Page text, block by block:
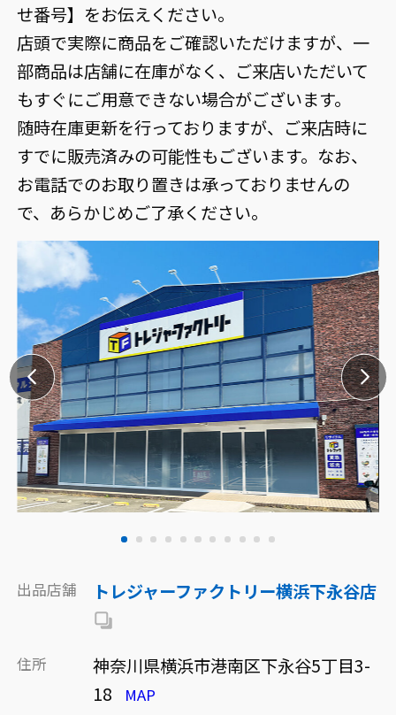
せ番号】をお伝えください。
店頭で実際に商品をご確認いただけますが、一
部商品は店舗に在庫がなく、ご来店いただいて
もすぐにご用意できない場合がございます。
随時在庫更新を行っておりますが、ご来店時に
すでに販売済みの可能性もございます。なお、
お電話でのお取り置きは承っておりませんの
で、あらかじめご了承ください。
出品店舗 トレジャーファクトリー横浜下永谷店
住所
神奈川県横浜市港南区下永谷5丁目3-
18
MAP